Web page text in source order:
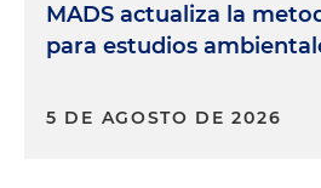
MADS actualiza la
para estudios
5 DE AGOSTO DE 2026